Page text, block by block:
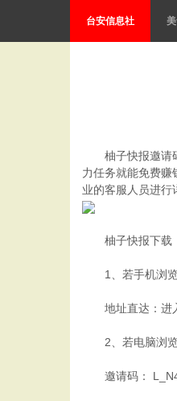
台安信息社
柚子快报邀请码
力任务就能免费赚
业的客服人员进行
柚子快报下载
1、若手机浏览
地址直达：进入
2、若电脑浏览
邀请码：